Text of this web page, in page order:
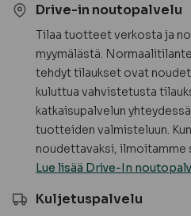
Drive-in noutopalvelu
Tilaa tuotteet verkosta ja
myymälästä.
tehdyt tilaukset ovat
kuluttua vahvistetusta
katkaisupalvelun
tuotteiden valmisteluun.
noudettavaksi,
Lue lisää Drive-In
Kuljetuspalvelu